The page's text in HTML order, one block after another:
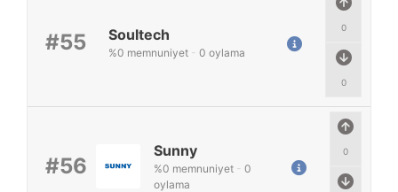
#55
0
0
Soultech
%0 memnuniyet - 0 oylama
#56
0
Sunny
%0 memnuniyet - 0
oylama